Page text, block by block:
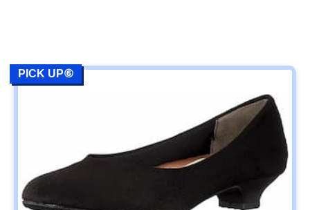
PICK UP⑥